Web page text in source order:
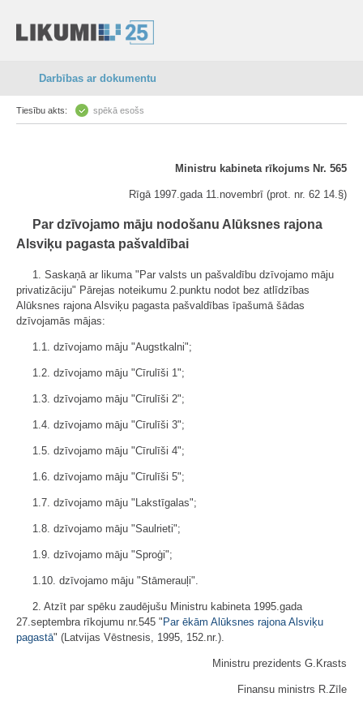
Darbības ar dokumentu
Tiesību akts: spēkā esošs
Ministru kabineta rīkojums Nr. 565
Rīgā 1997.gada 11.novembrī (prot. nr. 62 14.§)
Par dzīvojamo māju nodošanu Alūksnes rajona
Alsviķu pagasta pašvaldībai
1. Saskaņā ar likuma "Par valsts un pašvaldību dzīvojamo māju
privatizāciju" Pārejas noteikumu 2.punktu nodot bez atlīdzības
Alūksnes rajona Alsviķu pagasta pašvaldības īpašumā šādas
dzīvojamās mājas:
1.1. dzīvojamo māju "Augstkalni";
1.2. dzīvojamo māju "Cīrulīši 1";
1.3. dzīvojamo māju "Cīrulīši 2";
1.4. dzīvojamo māju "Cīrulīši 3";
1.5. dzīvojamo māju "Cīrulīši 4";
1.6. dzīvojamo māju "Cīrulīši 5";
1.7. dzīvojamo māju "Lakstīgalas";
1.8. dzīvojamo māju "Saulrieti";
1.9. dzīvojamo māju "Sproģi";
1.10. dzīvojamo māju "Stāmerauļi".
2. Atzīt par spēku zaudējušu Ministru kabineta 1995.gada
27.septembra rīkojumu nr.545 " Par ēkām Alūksnes rajona Alsviķu
pagastā" (Latvijas Vēstnesis, 1995, 152.nr.).
Ministru prezidents G.Krasts
Finansu ministrs R.Zīle